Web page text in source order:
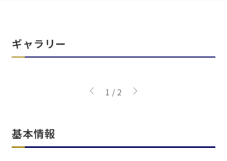
ギャラリー
1 / 2
基本情報